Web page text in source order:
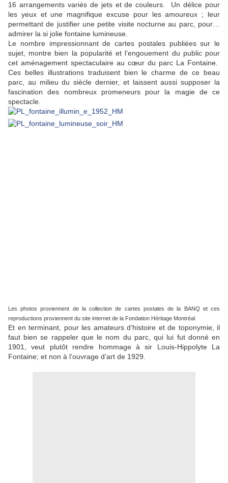
16 arrangements variés de jets et de couleurs.
Un délice pour
les yeux et une magnifique excuse pour les amoureux ; leur
permettant de justifier une petite visite nocturne au parc, pour…
admirer la si jolie fontaine lumineuse.
Le nombre impressionnant de cartes postales publiées sur le
sujet, montre bien la popularité et l’engouement du public pour
cet aménagement spectaculaire au cœur du parc La Fontaine.
Ces belles illustrations traduisent bien le charme de ce beau
parc, au milieu du siècle dernier, et laissent aussi supposer la
fascination des nombreux promeneurs pour la magie de ce
spectacle.
Les photos proviennent de la collection de cartes postales de la BANQ et ces
reproductions proviennent du site internet de la Fondation Héritage Montréal
Et en terminant, pour les amateurs d’histoire et de toponymie, il
faut bien se rappeler que le nom du parc, qui lui fut donné en
1901, veut plutôt rendre hommage à sir Louis-Hippolyte La
Fontaine; et non à l’ouvrage d’art de 1929.